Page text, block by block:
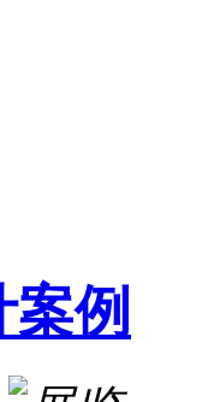
例